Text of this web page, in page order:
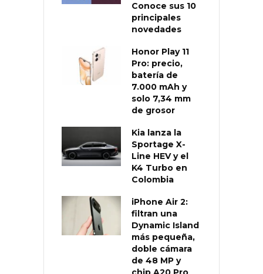
Conoce sus 10
principales
novedades
Honor Play 11
Pro: precio,
batería de
7.000 mAh y
solo 7,34 mm
de grosor
Kia lanza la
Sportage X-
Line HEV y el
K4 Turbo en
Colombia
iPhone Air 2:
filtran una
Dynamic Island
más pequeña,
doble cámara
de 48 MP y